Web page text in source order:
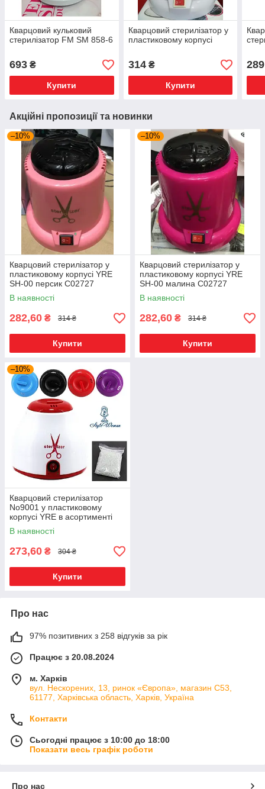
Кварцовий кульковий
стерилізатор FM SM 858-6
693 ₴
Купити
Кварцовий стерилізатор у
пластиковому корпусі
314₴
Купити
289
Акційні пропозиції та новинки
–10%
Кварцовий стерилізатор у
пластиковому корпусі YRE
SH-00 персик С02727
Кульковий стерилізатор
В наявності
282,60 ₴ 314 ₴
Купити
–10%
Кварцовий стерилізатор у
пластиковому корпусі YRE
SH-00 малина С02727
Кульковий стерилізатор
В наявності
282,60 ₴ 314 ₴
Купити
–10%
Кварцовий стерилізатор
No9001 у пластиковому
корпусі YRE в асортименті
В наявності
273,60 ₴ 304 ₴
Купити
Про нас
97% позитивних з 258 відгуків за рік
Працює з 20.08.2024
м. Харків
вул. Нескорених, 13, ринок «Європа», магазин С53,
61177, Харківська область, Харків, Україна
Контакти
Сьогодні працює з 10:00 до 18:00
Показати весь графік роботи
Про нас